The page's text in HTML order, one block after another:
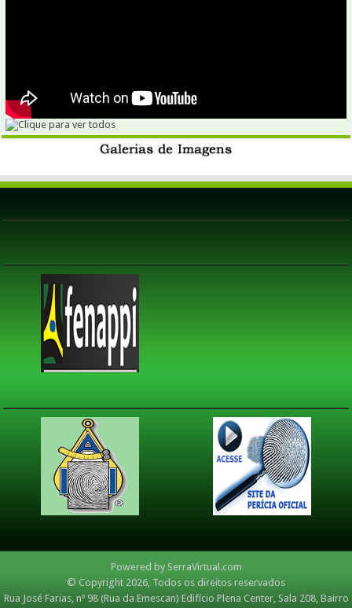
Powered by SerraVirtual.com
© Copyright 2026, Todos os direitos reservados
Rua José Farias, nº 98 (Rua da Emescan) Edifício Plena Center, Sala 208, Bairro